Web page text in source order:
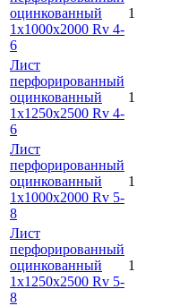
оцинкованный
1х1000х2000 Rv 4-
6
1
Лист
перфорированный
оцинкованный
1х1250х2500 Rv 4-
6
1
Лист
перфорированный
оцинкованный
1х1000х2000 Rv 5-
8
1
Лист
перфорированный
оцинкованный
1х1250х2500 Rv 5-
8
1